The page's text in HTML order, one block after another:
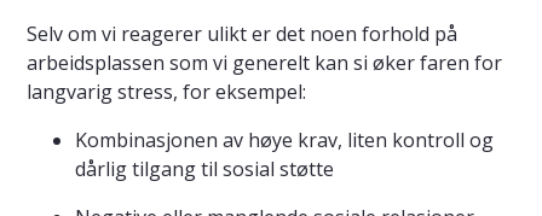
Selv om vi reagerer ulikt er det noen forhold på
arbeidsplassen som vi generelt kan si øker faren for
langvarig stress, for eksempel:
Kombinasjonen av høye krav, liten kontroll og
dårlig tilgang til sosial støtte